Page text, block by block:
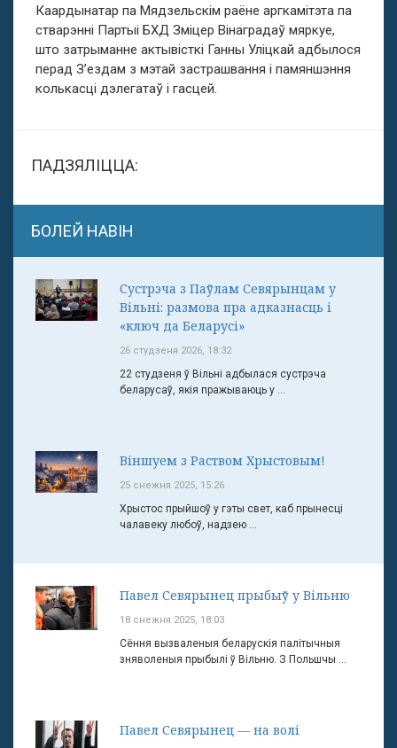
Каардынатар па Мядзельскім раёне аргкамітэта па
стварэнні Партыі БХД Зміцер Вінаградаў мяркуе,
што затрыманне актывісткі Ганны Уліцкай адбылося
перад З’ездам з мэтай застрашвання і памяншэння
колькасці дэлегатаў і гасцей.
ПАДЗЯЛІЦЦА:
БОЛЕЙ НАВІН
Сустрэча з Паўлам Севярынцам у
Вільні: размова пра адказнасць і
«ключ да Беларусі»
26 студзеня 2026, 18:32
22 студзеня ў Вільні адбылася сустрэча
беларусаў, якія пражываюць у ...
Віншуем з Раством Хрыстовым!
25 снежня 2025, 15:26
Хрыстос прыйшоў у гэты свет, каб прынесці
чалавеку любоў, надзею ...
Павел Севярынец прыбыў у Вільню
18 снежня 2025, 18:03
Сёння вызваленыя беларускія палітычныя
зняволеныя прыбылі ў Вільню. З Польшчы ...
Павел Севярынец — на волі